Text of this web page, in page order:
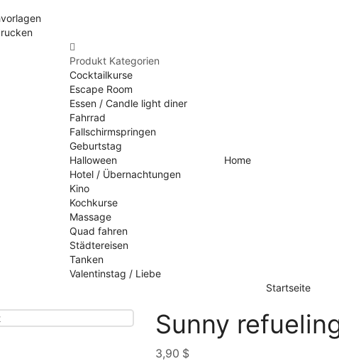
Produkt Kategorien
Cocktailkurse
Escape Room
Essen / Candle light diner
Fahrrad
Fallschirmspringen
Geburtstag
Halloween
Hotel / Übernachtungen
Kino
Kochkurse
Massage
Quad fahren
Städtereisen
Tanken
Valentinstag / Liebe
Home
Startseite
Sunny
3,90 $